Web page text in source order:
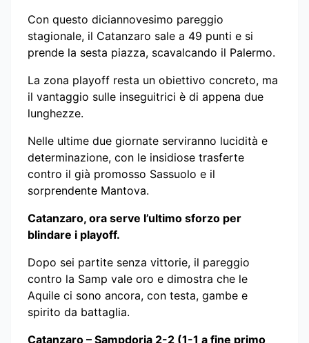
Con questo diciannovesimo pareggio
stagionale, il Catanzaro sale a 49 punti e si
prende la sesta piazza, scavalcando il Palermo.
La zona playoff resta un obiettivo concreto, ma
il vantaggio sulle inseguitrici è di appena due
lunghezze.
Nelle ultime due giornate serviranno lucidità e
determinazione, con le insidiose trasferte
contro il già promosso Sassuolo e il
sorprendente Mantova.
Catanzaro, ora serve l’ultimo sforzo per
blindare i playoff.
Dopo sei partite senza vittorie, il pareggio
contro la Samp vale oro e dimostra che le
Aquile ci sono ancora, con testa, gambe e
spirito da battaglia.
Catanzaro – Sampdoria 2-2 (1-1 a fine primo